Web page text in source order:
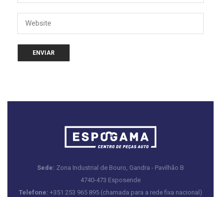
Sede: Zona Industrial de Bouro, Gandra - Pavilhão B
4740-473 Esposende
Telefone: +351 253 965 895 (chamada para a rede fixa nacional)